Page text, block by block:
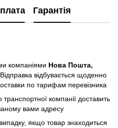
Гарантія
компаніями Нова Пошта,
Відправка відбувається щоденно
по тарифам перевізника
транспортної компанії доставить
вами адресу
якщо товар знаходиться